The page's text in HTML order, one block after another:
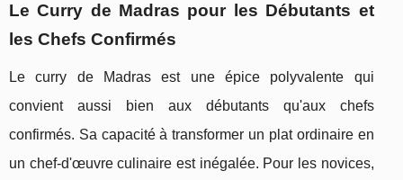
Le Curry de Madras pour les Débutants et
les Chefs Confirmés
Le curry de Madras est une épice polyvalente qui
convient aussi bien aux débutants qu'aux chefs
confirmés. Sa capacité à transformer un plat ordinaire en
un chef-d'œuvre culinaire est inégalée. Pour les novices,